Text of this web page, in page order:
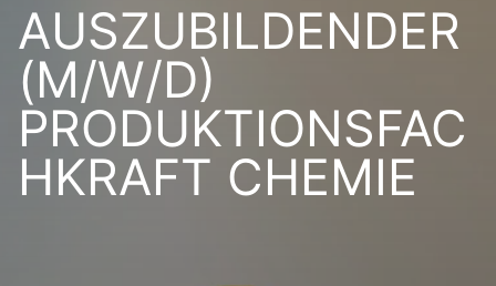
AUSZUBILDENDER
(M/W/D)
PRODUKTIONSFAC
HKRAFT CHEMIE